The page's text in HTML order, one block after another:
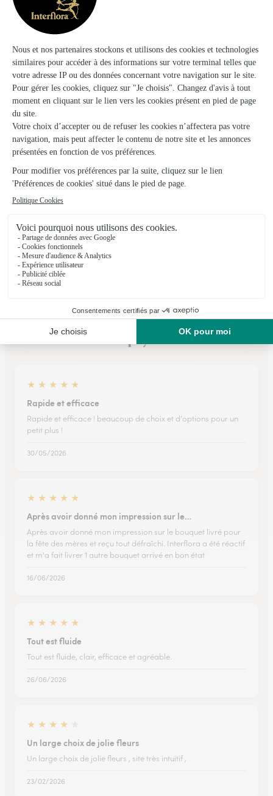
Lannemezan
★ ★★★★4.6 (25)
36, rue Victor-Hugo
Voir la boutique
Au Puits Fleuri
Masseube
10, rue Général de Gaulle
Voir la boutique
Ils ont fait livrer des fleurs ou une plante à
Lapeyre
★ ★ ★ ★ ★
Rapide et efficace
Rapide et efficace ! beaucoup de choix et d'options pour un
petit plus !
30/05/2026
★ ★ ★ ★ ★
Après avoir donné mon impression sur le…
Après avoir donné mon impression sur le bouquet livré pour
la fête des mères et reçu tout défraîchi. Interflora a été réactif
et m'a fait livrer 1 autre bouquet arrivé en bon état
16/06/2026
★ ★ ★ ★ ★
Tout est fluide
Tout est fluide, clair, efficace et agréable.
26/06/2026
★ ★ ★ ★
Un large choix de jolie fleurs
Un large choix de jolie fleurs , site très intuitif ,
23/02/2026